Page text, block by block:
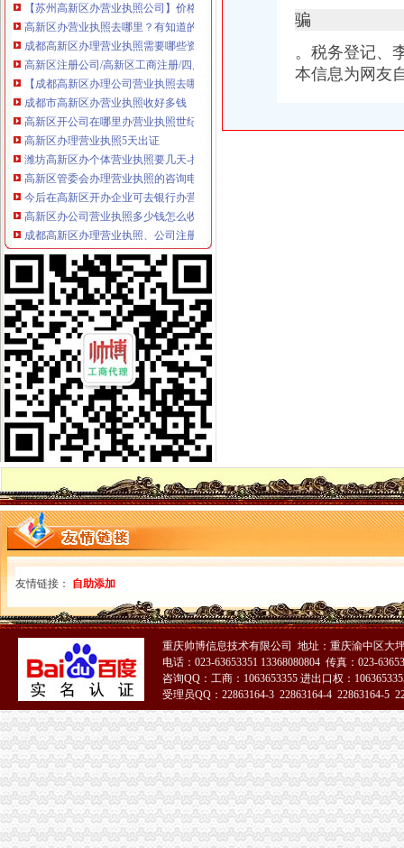
高新区办营业执照去哪里？有知道的吗？【罗庄吧】_百度贴吧
成都高新区办理营业执照需要哪些资料？-中国商网
高新区注册公司/高新区工商注册/四川成都高新区办理工商营业执照-商
【成都高新区办理公司营业执照去哪家好】-青羊机投桥易登网
成都市高新区办营业执照收好多钱
高新区开公司在哪里办营业执照世纪城工商注册-成都酷易搜
高新区办理营业执照5天出证
潍坊高新区办个体营业执照要几天-搜问问
高新区管委会办理营业执照的咨询电话是多少_百度知道
今后在高新区开办企业可去银行办营业执照-新闻中心-中国宁波网
高新区办公司营业执照多少钱怎么收费的-久久信息网
成都高新区办理营业执照、公司注册、一般纳税人申请_中国贸易网
成都市高新区办执照代办公司注册
成都市高新区办执照多少钱怎么收费的_志趣网
洛高新区办理营业执照-咨询培训-深圳酷易搜
高新区实现足不出户办理营业执照全省家-青岛新闻网
【济南公司注册服务济南高新区注册公司济南高新区办理营业执照】
高新区办理工商执照_济南富翔源_济南免费注册公司_新浪博客
谁知道石家庄高新区办个体营业执照在哪里,_石家庄吧_百度贴吧
成都高新区办理个体营业执照好的是哪家-一般商务服务-久久信息网
石家庄市高新区*营业执照办理
成都高新自贸试验区带个就能办营业执照
成都高新区“一窗式”审批发出张执照开办企业快一天办完手续|
苏州高新区办理个体营业执照多少钱,吴中区?公司注册多少钱？-爱
成都高新自贸试验区带个就能办营业执照_新闻资讯_新闻页_
【成都高新区专业办理营业执照个体公司注册】-高新区芳草街易登网
【营改增后,石家庄高新开发区办理营业执照找哲欣财务2016年】价
落实招商项目只争朝夕海口高新区当天为签约企业办执照_投资环境_
代办重庆高新区工商营业执照公司注册_重庆工商注册_重庆列表网
苏州市高新区办理营业执照需要哪些材料需要多长时间-苏州楚柯
高新区工商执照代办九龙坡区工商执照代办找重庆航桥财务-直辖市重
高新区代办执照注册公司,高新工商变更-爱喇叭网
请教大家,东湖高新办理营业执照的问题-生活杂谈-得意生活-武汉生
有偿求能人能在高新区办理餐饮执照_交易区_IT007-品质实惠生活-
成都高新自贸试验区带个就能办营业执照_手机新浪网
成都高新区：个体经营可不办执照-新闻-中国网滨海高新
成都高新区经营可不办营业执照备案即可_财经_中国网
成都高新区个体经营可不办执照系全国创_财经_环球网
福利！成都高新区个体经营可免办营业执照_成都高新技术开发区
常州高新区外企可在“家门口”办执照_园区频道_红网
【高新区注册公司办执照代理记账补申报整账注销公司年检】-高新枫
高新区办执照
潍坊高新区办个体营业执照要几天-搜问问
高新区便民服务又添新举措办营业执照可选择快递送上门
成都高新区个人经营可不办理营业执照备案即可_河北广播网
骗
。税务登记、
本信息为网友
友情链接： 自助添加
重庆帅博信息技术有限公司 地址：重庆渝中区大
电话：023-63653351 13368080804 传真：023-
咨询QQ：工商：1063653355 进出口权：
受理员QQ：22863164-3 22863164-4 22863164-5
51La